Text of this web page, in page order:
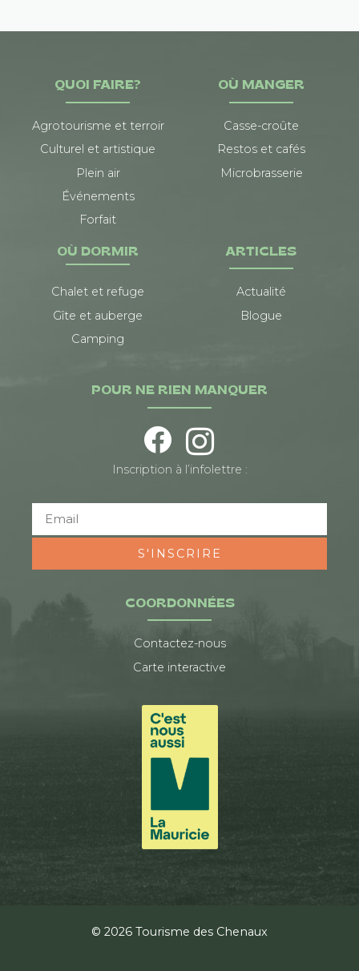
QUOI FAIRE?
Agrotourisme et terroir
Culturel et artistique
Plein air
Événements
Forfait
OÙ MANGER
Casse-croûte
Restos et cafés
Microbrasserie
OÙ DORMIR
Chalet et refuge
Gîte et auberge
Camping
ARTICLES
Actualité
Blogue
COORDONNÉES
Contactez-nous
Carte interactive
POUR NE RIEN MANQUER
Inscription à l’infolettre :
S'INSCRIRE
© 2026 Tourisme des Chenaux